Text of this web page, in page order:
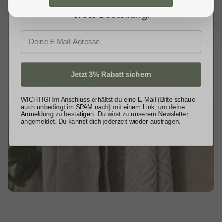
erste Bestellung.
E-Mail
Jetzt 3% Rabatt sichern
WICHTIG! Im Anschluss erhältst du eine E-Mail (Bitte schaue
auch unbedingt im SPAM nach) mit einem Link, um deine
Anmeldung zu bestätigen. Du wirst zu unserem Newsletter
angemeldet. Du kannst dich jederzeit wieder austragen.